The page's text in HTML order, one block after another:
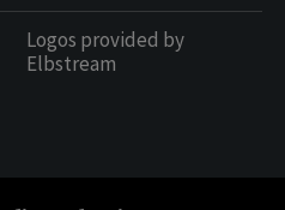
Logos provided by
Elbstream